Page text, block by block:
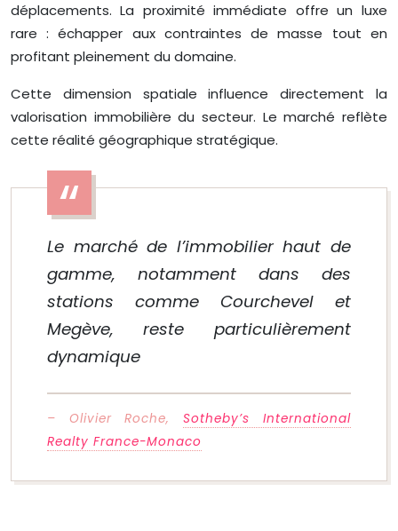
déplacements. La proximité immédiate offre un luxe
rare : échapper aux contraintes de masse tout en
profitant pleinement du domaine.
Cette dimension spatiale influence directement la
valorisation immobilière du secteur. Le marché reflète
cette réalité géographique stratégique.
Le marché de l’immobilier haut de
gamme, notamment dans des
stations comme Courchevel et
Megève, reste particulièrement
dynamique
– Olivier Roche,Sotheby’s International
Realty France-Monaco